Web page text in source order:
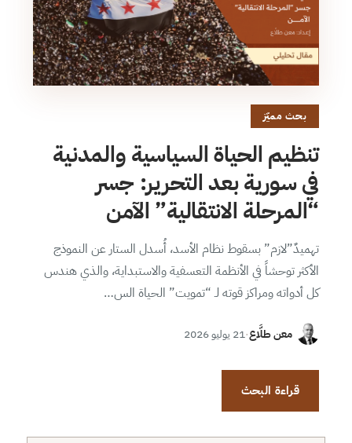
بحث مميّز
تنظيم الحياة السياسية والمدنية
في سورية بعد التحرير: جسر
“المرحلة الانتقالية” الآمن
تهميدٌ”لازم” بسقوط نظام الأسد، أُسدل الستار عن النموذج
الأكثر توحشاً في الأنظمة التعسفية والاستبداية، والذي هندس
كل أدواته ومراكز قوته لـ “تمويت” الحياة الس…
معن طلَّاع·21 يوليو 2026
قراءة البحث